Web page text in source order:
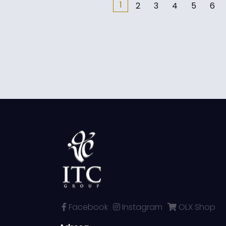
1 2 3 4 5 6
Facebook Instagram
OLX Shop